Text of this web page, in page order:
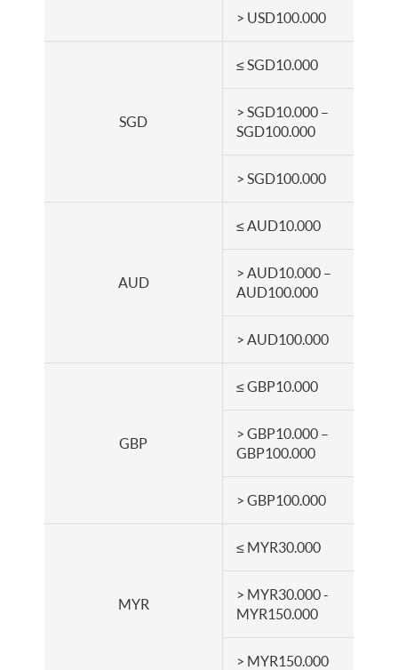
> USD100.000
SGD
≤ SGD10.000
> SGD10.000 –
SGD100.000
> SGD100.000
AUD
≤ AUD10.000
> AUD10.000 –
AUD100.000
> AUD100.000
GBP
≤ GBP10.000
> GBP10.000 –
GBP100.000
> GBP100.000
MYR
≤ MYR30.000
> MYR30.000 -
MYR150.000
> MYR150.000